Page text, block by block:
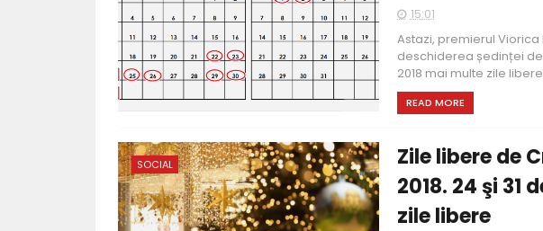
15:01
Astazi, premierul
deschiderea ședinței
2018 mai multe zile
READ MORE
SOCIAL
Zile libere de
2018. 24 şi 31
zile libere